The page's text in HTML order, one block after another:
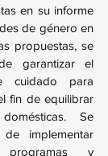
en su informe
de género en
propuestas, se
garantizar el
cuidado para
fin de equilibrar
Se
implementar
programas y